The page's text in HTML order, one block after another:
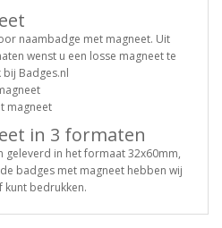
naambadge met magneet. Uit
wenst u een losse magneet te
Badges.nl
magneet
in 3 formaten
geleverd in het formaat 32x60mm,
badges met magneet hebben wij
kunt bedrukken.